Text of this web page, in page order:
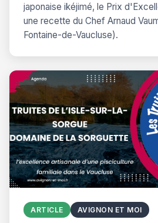
japonaise ikéjimé, le Prix
une recette du Chef Arnaud
Fontaine-de-Vaucluse).
ARTICLE AVIGNON ET MOI